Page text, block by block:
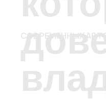
СОВРЕМЕННЫХ